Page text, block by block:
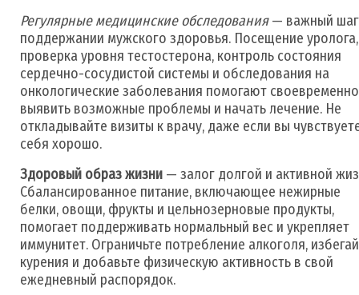
Регулярные медицинские обследования— важный
поддержании мужского здоровья. Посещение уролога,
проверка уровня тестостерона, контроль состояния
сердечно-сосудистой системы и обследования на
онкологические заболевания помогают своевременно
выявить возможные проблемы и начать лечение. Не
откладывайте визиты к врачу, даже если вы
себя хорошо.
Здоровый образ жизни — залог долгой и активной
Сбалансированное питание, включающее нежирные
белки, овощи, фрукты и цельнозерновые продукты,
помогает поддерживать нормальный вес и укрепляет
иммунитет. Ограничьте потребление алкоголя,
курения и добавьте физическую активность в свой
ежедневный распорядок.